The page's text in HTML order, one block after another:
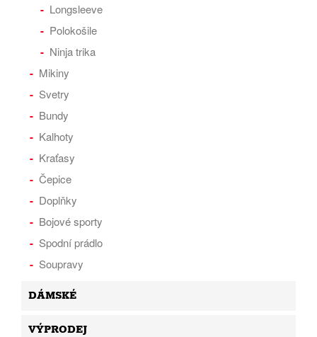
Longsleeve
Polokošile
Ninja trika
Mikiny
Svetry
Bundy
Kalhoty
Kraťasy
Čepice
Doplňky
Bojové sporty
Spodní prádlo
Soupravy
DÁMSKÉ
VÝPRODEJ